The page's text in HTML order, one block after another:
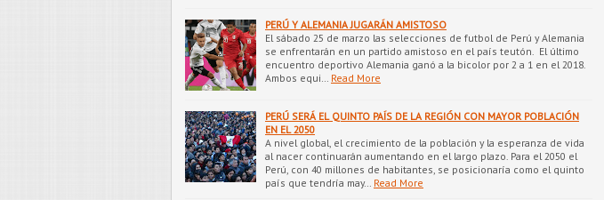
PERÚ Y ALEMANIA JUGARÁN AMISTOSO
El sábado 25 de marzo las selecciones de futbol de Perú y Alemania
se enfrentarán en un partido amistoso en el país teutón. El último
encuentro deportivo Alemania ganó a la bicolor por 2 a 1 en el 2018.
Ambos equi…
Read More
PERÚ SERÁ EL QUINTO PAÍS DE LA REGIÓN CON MAYOR POBLACIÓN
EN EL 2050
A nivel global, el crecimiento de la población y la esperanza de vida
al nacer continuarán aumentando en el largo plazo. Para el 2050 el
Perú, con 40 millones de habitantes, se posicionaría como el quinto
país que tendría may…
Read More